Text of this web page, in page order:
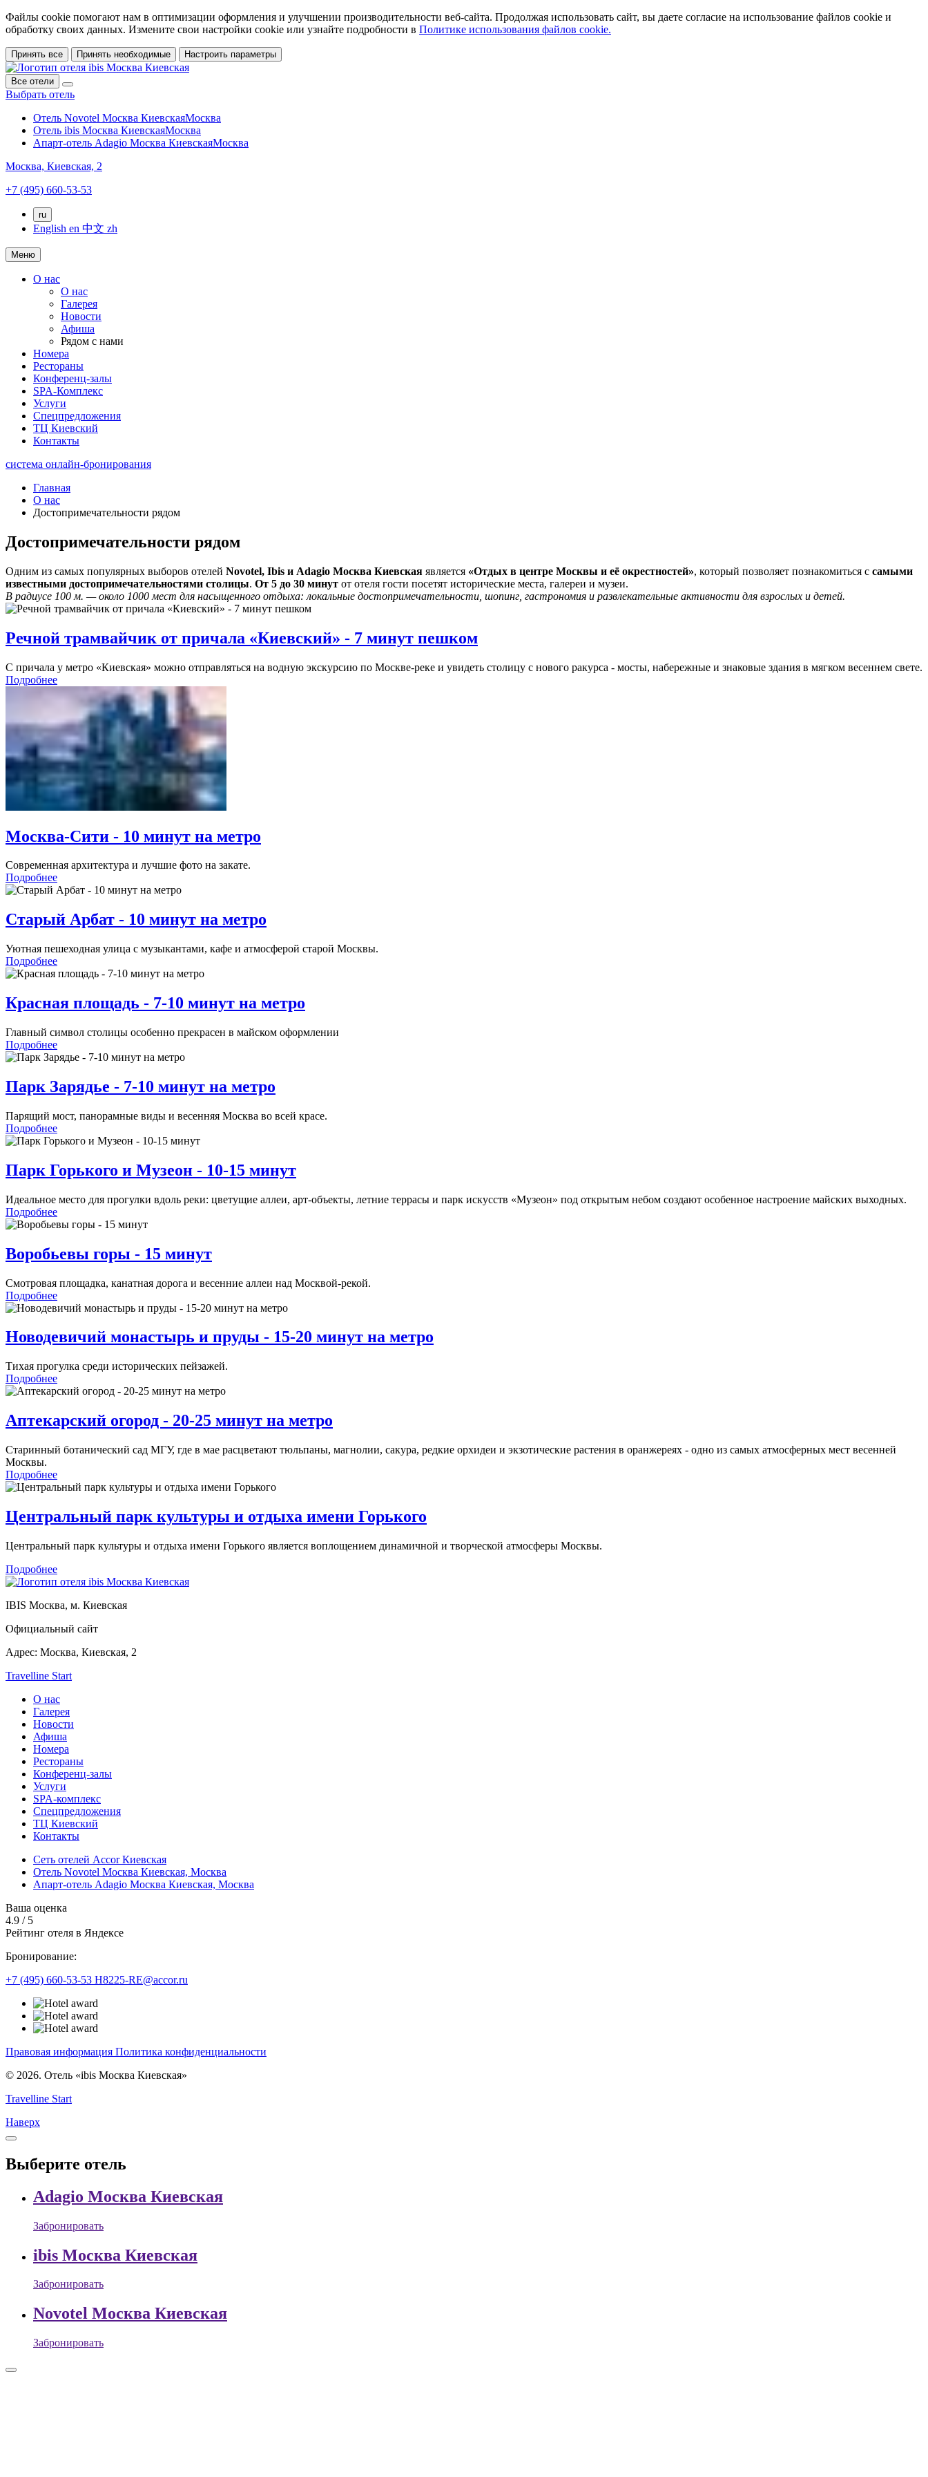
Файлы cookie помогают нам в оптимизации оформления и улучшении производительности веб-сайта. Продолжая использовать сайт, вы даете согласие на использование файлов cookie и
обработку своих данных. Измените свои настройки cookie или узнайте подробности в Политике использования файлов cookie.
Принять все Принять необходимые Настроить параметры
Все отели
Выбрать отель
Отель Novotel Москва КиевскаяМосква
Отель ibis Москва КиевскаяМосква
Апарт-отель Adagio Москва КиевскаяМосква
Москва, Киевская, 2
+7 (495) 660-53-53
ru
English en 中文 zh
Меню
О нас
О нас
Галерея
Новости
Афиша
Рядом с нами
Номера
Рестораны
Конференц-залы
SPA-Комплекс
Услуги
Спецпредложения
ТЦ Киевский
Контакты
система онлайн-бронирования
Главная
О нас
Достопримечательности рядом
Достопримечательности рядом
Одним из самых популярных выборов отелей Novotel, Ibis и Adagio Москва Киевская является «Отдых в центре Москвы и её окрестностей», который позволяет познакомиться с самыми
известными достопримечательностями столицы. От 5 до 30 минут от отеля гости посетят исторические места, галереи и музеи.
В радиусе 100 м. — около 1000 мест для насыщенного отдыха: локальные достопримечательности , шопинг , гастрономия и развлекательные активности для взрослых и детей.
Речной трамвайчик от причала «Киевский» - 7 минут пешком
С причала у метро «Киевская» можно отправляться на водную экскурсию по Москве-реке и увидеть столицу с нового ракурса - мосты, набережные и знаковые здания в мягком весеннем свете.
Подробнее
Москва-Сити - 10 минут на метро
Современная архитектура и лучшие фото на закате.
Подробнее
Старый Арбат - 10 минут на метро
Уютная пешеходная улица с музыкантами, кафе и атмосферой старой Москвы.
Подробнее
Красная площадь - 7-10 минут на метро
Главный символ столицы особенно прекрасен в майском оформлении
Подробнее
Парк Зарядье - 7-10 минут на метро
Парящий мост, панорамные виды и весенняя Москва во всей красе.
Подробнее
Парк Горького и Музеон - 10-15 минут
Идеальное место для прогулки вдоль реки: цветущие аллеи, арт-объекты, летние террасы и парк искусств «Музеон» под открытым небом создают особенное настроение майских выходных.
Подробнее
Воробьевы горы - 15 минут
Смотровая площадка, канатная дорога и весенние аллеи над Москвой-рекой.
Подробнее
Новодевичий монастырь и пруды - 15-20 минут на метро
Тихая прогулка среди исторических пейзажей.
Подробнее
Аптекарский огород - 20-25 минут на метро
Старинный ботанический сад МГУ, где в мае расцветают тюльпаны, магнолии, сакура, редкие орхидеи и экзотические растения в оранжереях - одно из самых атмосферных мест весенней
Москвы.
Подробнее
Центральный парк культуры и отдыха имени Горького
Центральный парк культуры и отдыха имени Горького является воплощением динамичной и творческой атмосферы Москвы.
Подробнее
IBIS Москва, м. Киевская
Официальный сайт
Адрес: Москва, Киевская, 2
Travelline Start
О нас
Галерея
Новости
Афиша
Номера
Рестораны
Конференц-залы
Услуги
SPA-комплекс
Спецпредложения
ТЦ Киевский
Контакты
Сеть отелей Accor Киевская
Отель Novotel Москва Киевская, Москва
Апарт-отель Adagio Москва Киевская, Москва
Ваша оценка
4.9 / 5
Рейтинг отеля в Яндексе
Бронирование:
+7 (495) 660-53-53 H8225-RE@accor.ru
Правовая информация Политика конфиденциальности
© 2026. Отель «ibis Москва Киевская»
Travelline Start
Наверх
Выберите отель
Adagio Москва Киевская
Забронировать
ibis Москва Киевская
Забронировать
Novotel Москва Киевская
Забронировать